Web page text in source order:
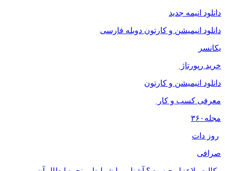
دانلود انیمه جدید
دانلود انیمیشن و کارتون دوبله فارسی
یکانسر
خرید رپورتاژ
دانلود انیمیشن و کارتون
معرفی کسب و کار
مجله ۳۶۰
روز دات
صرافی